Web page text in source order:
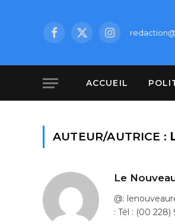
Facebook
X
Instagram
ACCUEIL
AUTEUR/AUTRICE :
Le
@:
: Tél : (00